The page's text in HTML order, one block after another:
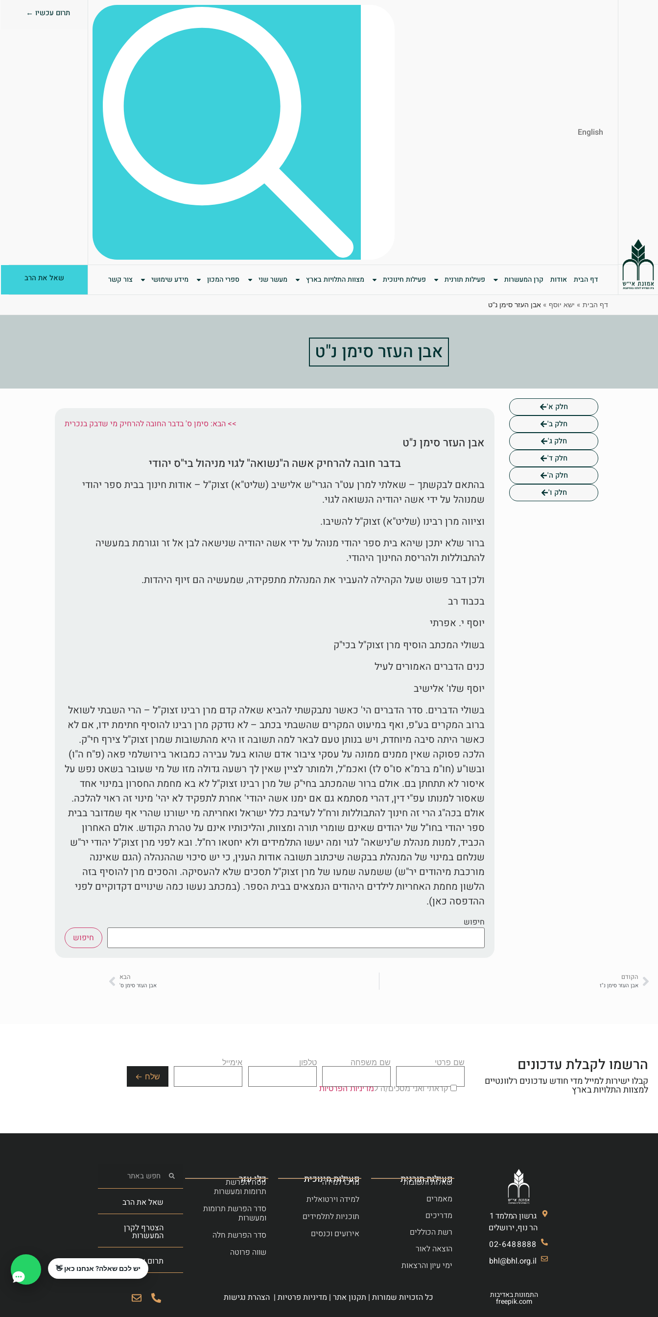
English
תרום עכשיו ←
דף הבית אודות קרן המעשרות פעילות תורנית פעילות חינוכית מצוות התלויות בארץ מעשר שני ספרי המכון מידע שימושי צור קשר שאל את הרב
דף הבית » ישא יוסף » אבן העזר סימן נ”ט
אבן העזר סימן נ"ט
חלק א'
חלק ב'
חלק ג'
חלק ד'
חלק ה'
חלק ו'
הבא: סימן ס' בדבר החובה להרחיק מי שדבק בנכרית <<
אבן העזר סימן נ"ט
בדבר חובה להרחיק אשה ה"נשואה" לגוי מניהול בי"ס יהודי
בהתאם לבקשתך – שאלתי למרן עט"ר הגרי"ש אלישיב (שליט"א) זצוק"ל – אודות חינוך בבית ספר יהודי
שמנוהל על ידי אשה יהודיה הנשואה לגוי.
וציווה מרן רבינו (שליט"א) זצוק"ל להשיבו.
ברור שלא יתכן שיהא בית ספר יהודי מנוהל על ידי אשה יהודיה שנישאה לבן אל זר וגורמת במעשיה
להתבוללות ולהריסת החינוך היהודי.
ולכן דבר פשוט שעל הקהילה להעביר את המנהלת מתפקידה, שמעשיה הם זיוף היהדות.
בכבוד רב
יוסף י. אפרתי
בשולי המכתב הוסיף מרן זצוק"ל בכי"ק
כנים הדברים האמורים לעיל
יוסף שלו' אלישיב
בשולי הדברים. סדר הדברים הי' כאשר נתבקשתי להביא שאלה קדם מרן רבינו זצוק"ל – הרי השבתי לשואל
ברוב המקרים בע"פ, ואף במיעוט המקרים שהשבתי בכתב – לא נזדקק מרן רבינו להוסיף חתימת ידו, אם לא
כאשר היתה סיבה מיוחדת, ויש בנותן טעם לבאר למה תשובה זו היא מהתשובות שמרן זצוק"ל צירף חי"ק.
הלכה פסוקה שאין ממנים ממונה על עסקי ציבור אדם שהוא בעל עבירה כמבואר בירושלמי פאה (פ"ח ה"ו)
ובשו"ע (חו"מ ברמ"א סו"ס לז) ואכמ"ל, ולמותר לציין שאין לך רשעה גדולה מזו של מי שעובר בשאט נפש על
איסור לא תתחתן בם. אולם ברור שהמכתב בחי"ק של מרן רבינו זצוק"ל לא בא מחמת החסרון במינוי אחד
שאסור למנותו עפ"י דין, דהרי מסתמא גם אם ימנו אשה יהודי' אחרת לתפקיד לא יהי' מינוי זה ראוי להלכה.
אולם בכה"ג הרי זה חינוך להתבוללות ורח"ל לעזיבת כלל ישראל ואחריתה מי ישורנו שהרי אף שמדובר בבית
ספר יהודי בחו"ל של יהודים שאינם שומרי תורה ומצוות, והליכותיו אינם על טהרת הקודש. אולם האחרון
הכביד, למנות מנהלת ש"נישאה" לגוי ומה יעשו התלמידים ולא יחטאו רח"ל. ובא לפני מרן זצוק"ל יהודי יר"ש
שנלחם במינוי של המנהלת בבקשה שיכתוב תשובה אודות הענין, כי יש סיכוי שההנהלה (הגם שאיננה
מורכבת מיהודים יר"ש) ששמעה שמעו של מרן זצוק"ל תסכים שלא להעסיקה. והסכים מרן להוסיף בזה
הלשון מחמת האחריות לילדים היהודים הנמצאים בבית הספר. (במכתב נעשו כמה שינויים דקדוקיים לפני
ההדפסה כאן).
חיפוש
חיפוש
הקודם
אבן העזר סימן נ"ז
הבא
אבן העזר סימן ס'
הרשמו לקבלת עדכונים
קבלו ישירות למייל מדי חודש עדכונים רלוונטיים
למצוות התלויות בארץ
שם פרטי שם משפחה טלפון אימייל
קראתי ואני מסכים/ה למדיניות הפרטיות
גרשון המלמד 1
הר נוף, ירושלים
02-6488888
bhl@bhl.org.il
פעילות תורנית
שאלות ותשובות
מאמרים
מדריכים
רשת הכוללים
הוצאה לאור
ימי עיון והרצאות
פעילות חינוכית
מרכז למידה
למידה וירטואלית
תוכניות לתלמידים
אירועים וכנסים
כלי עזר
נוסח הפרשת
תרומות ומעשרות
סדר הפרשת תרומות
ומעשרות
סדר הפרשת חלה
שווה פרוטה
שאל את הרב
הצטרף לקרן
המעשרות
תרום עכשיו
התמונות באדיבות
freepik.com כל הזכויות שמורות | תקנון אתר| מדיניות פרטיות| הצהרת נגישות
יש לכם שאלה? אנחנו כאן 👋